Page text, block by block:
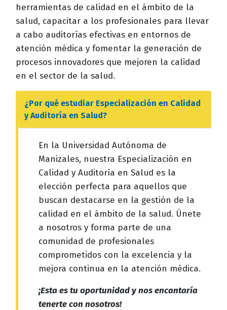
herramientas de calidad en el ámbito de la
salud, capacitar a los profesionales para llevar
a cabo auditorías efectivas en entornos de
atención médica y fomentar la generación de
procesos innovadores que mejoren la calidad
en el sector de la salud.
¿Por qué estudiar Especialización en Calidad
y Auditoría en Salud?
En la Universidad Autónoma de
Manizales, nuestra Especialización en
Calidad y Auditoría en Salud es la
elección perfecta para aquellos que
buscan destacarse en la gestión de la
calidad en el ámbito de la salud. Únete
a nosotros y forma parte de una
comunidad de profesionales
comprometidos con la excelencia y la
mejora continua en la atención médica.
¡Esta es tu oportunidad y nos encantaría
tenerte con nosotros!